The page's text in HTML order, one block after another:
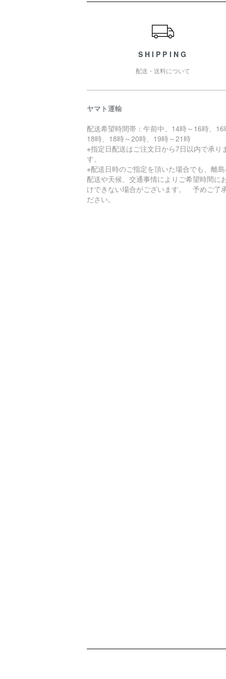
SHIPPING
配送・送料について
ヤマト運輸
配送希望時間帯：午前中、14時～16時、16
18時、18時～20時、19時～21時
※指定日配送はご注文日から7日以内で承り
す。
※配送日時のご指定を頂いた場合でも、離
配送や天候、交通事情によりご希望時間に
けできない場合がございます。 予めご了
ださい。